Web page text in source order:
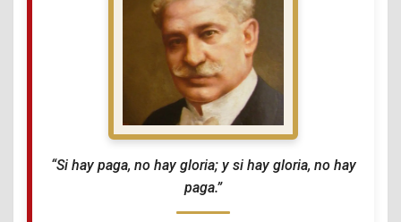
“Si hay paga, no hay gloria; y si hay gloria, no hay
paga.”